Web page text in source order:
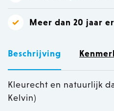
Meer dan 20 jaar
Beschrijving
Kleurecht en natuurlijk
Kelvin)